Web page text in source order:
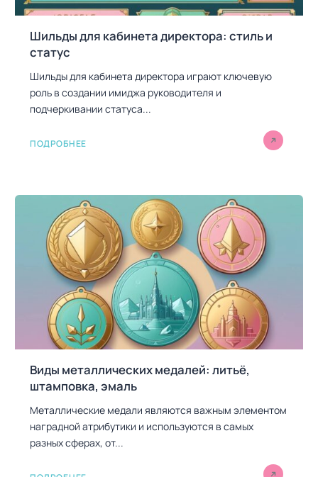
Шильды для кабинета директора: стиль и
статус
Шильды для кабинета директора играют ключевую
роль в создании имиджа руководителя и
подчеркивании статуса...
ПОДРОБНЕЕ
Виды металлических медалей: литьё,
штамповка, эмаль
Металлические медали являются важным элементом
наградной атрибутики и используются в самых
разных сферах, от...